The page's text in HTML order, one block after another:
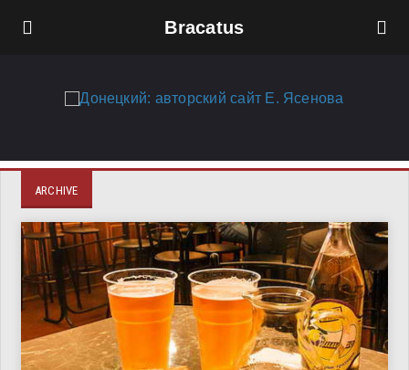
Bracatus
ARCHIVE